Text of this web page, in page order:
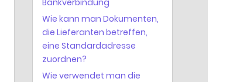
Bankverbindung
Wie kann man Dokumenten,
die Lieferanten betreffen,
eine Standardadresse
zuordnen?
Wie verwendet man die